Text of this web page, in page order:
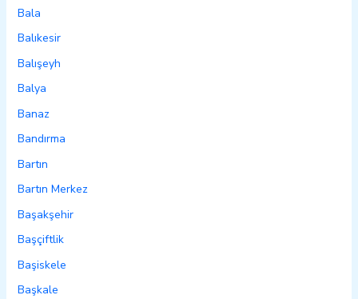
Bala
Balıkesir
Balışeyh
Balya
Banaz
Bandırma
Bartın
Bartın Merkez
Başakşehir
Başçiftlik
Başiskele
Başkale